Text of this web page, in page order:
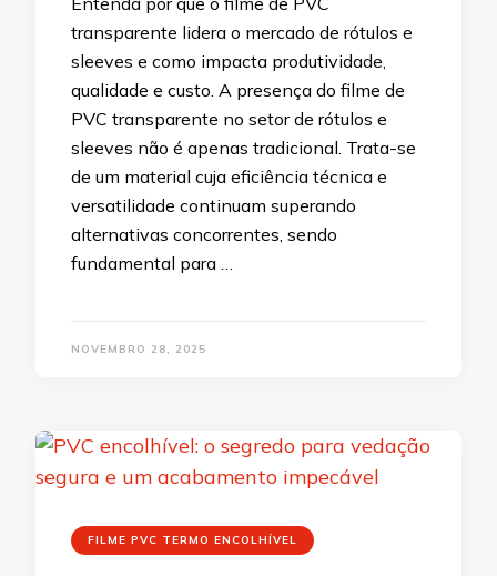
transparente lidera o mercado de rótulos e
sleeves e como impacta produtividade,
qualidade e custo. A presença do filme de
PVC transparente no setor de rótulos e
sleeves não é apenas tradicional. Trata-se
de um material cuja eficiência técnica e
versatilidade continuam superando
alternativas concorrentes, sendo
fundamental para …
NOVEMBRO 28, 2025
FILME PVC TERMO ENCOLHÍVEL